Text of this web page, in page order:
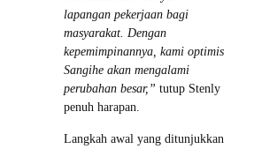
lapangan pekerjaan bagi
masyarakat. Dengan
kepemimpinannya, kami optimis
Sangihe akan mengalami
perubahan besar,” tutup Stenly
penuh harapan.
Langkah awal yang ditunjukkan